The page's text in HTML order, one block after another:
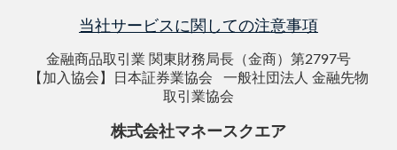
当社サービスに関しての注意事項
金融商品取引業 関東財務局長（金商）第2797号
【加入協会】日本証券業協会 一般社団法人 金融先物
取引業協会
株式会社マネースクエア